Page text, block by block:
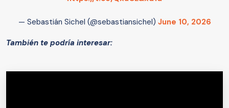
— Sebastián Sichel (@sebastiansichel) June 10, 2026
También te podría interesar: